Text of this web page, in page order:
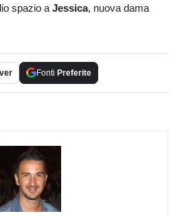
spazio a Jessica, nuova dama
Fonti Preferite